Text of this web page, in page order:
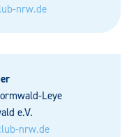
nrw.de
Leye
e.V.
nrw.de